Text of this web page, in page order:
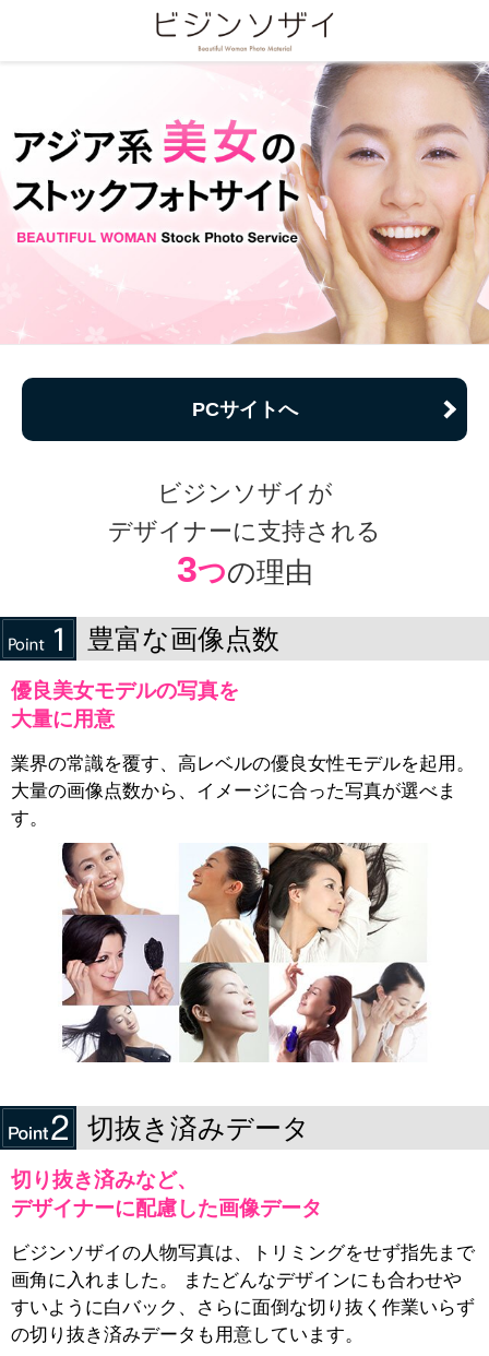
PCサイトへ
ビジンソザイが
デザイナーに支持される
3つの理由
豊富な画像点数
優良美女モデルの写真を
大量に用意
業界の常識を覆す、高レベルの優良女性モデルを起用。
大量の画像点数から、イメージに合った写真が選べま
す。
切抜き済みデータ
切り抜き済みなど、
デザイナーに配慮した画像データ
ビジンソザイの人物写真は、トリミングをせず指先まで
画角に入れました。 またどんなデザインにも合わせや
すいように白バック、さらに面倒な切り抜く作業いらず
の切り抜き済みデータも用意しています。